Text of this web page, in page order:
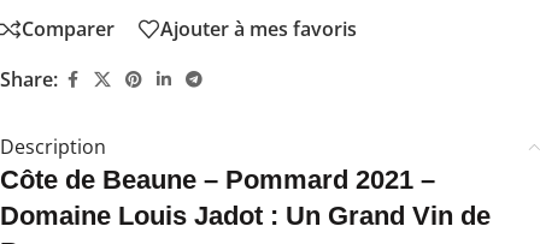
Comparer
Ajouter à mes favoris
Share:
Description
Côte de Beaune – Pommard 2021 –
Domaine Louis Jadot : Un Grand Vin de